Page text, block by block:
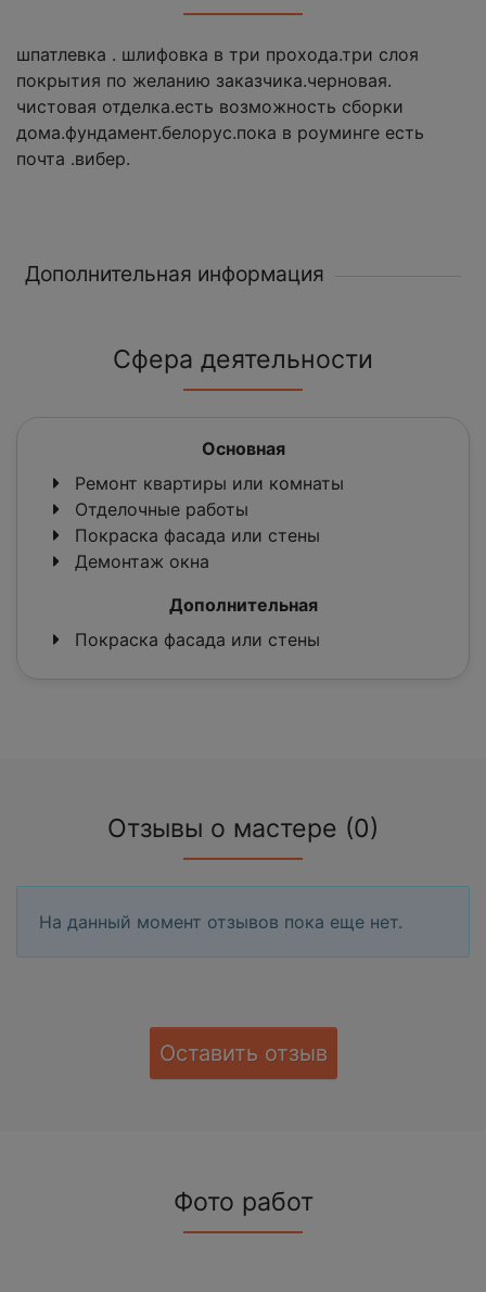
шпатлевка . шлифовка в три прохода.три слоя
покрытия по желанию заказчика.черновая.
чистовая отделка.есть возможность сборки
дома.фундамент.белорус.пока в роуминге есть
почта .вибер.
Дополнительная информация
Сфера деятельности
Основная
Ремонт квартиры или комнаты
Отделочные работы
Покраска фасада или стены
Демонтаж окна
Дополнительная
Покраска фасада или стены
Отзывы о мастере (0)
На данный момент отзывов пока еще нет.
Оставить отзыв
Фото работ